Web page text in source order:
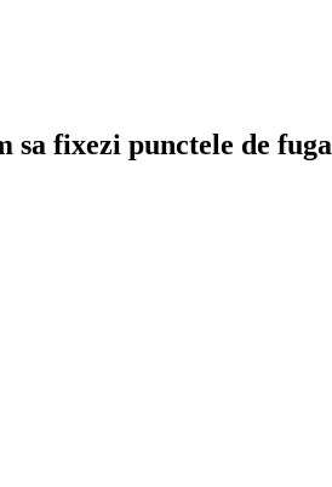
sa fixezi punctele de fuga